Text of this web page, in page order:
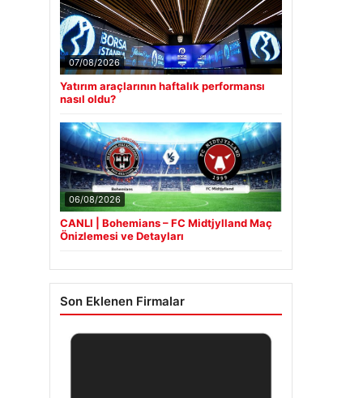
07/08/2026
Yatırım araçlarının haftalık performansı
nasıl oldu?
06/08/2026
CANLI | Bohemians – FC Midtjylland Maç
Önizlemesi ve Detayları
Son Eklenen Firmalar